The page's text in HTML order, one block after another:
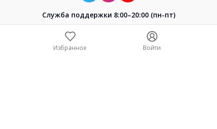
Cлужба поддержки 8:00–20:00 (пн-пт)
Избранное Войти